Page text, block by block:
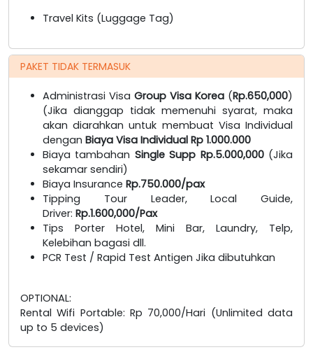
Travel Kits (Luggage Tag)
PAKET TIDAK TERMASUK
Administrasi Visa Group Visa Korea (Rp.650,000)
(Jika dianggap tidak memenuhi syarat, maka
akan diarahkan untuk membuat Visa Individual
dengan Biaya Visa Individual Rp 1.000.000
Biaya tambahan Single Supp Rp.5.000,000(Jika
sekamar sendiri)
Biaya Insurance Rp.750.000/pax
Tipping Tour Leader, Local Guide,
Driver: Rp.1.600,000/Pax
Tips Porter Hotel, Mini Bar, Laundry, Telp,
Kelebihan bagasi dll.
PCR Test / Rapid Test Antigen Jika dibutuhkan
OPTIONAL:
Rental Wifi Portable: Rp 70,000/Hari (Unlimited data
up to 5 devices)